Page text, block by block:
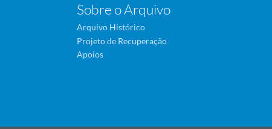
Sobre o Arquivo
Arquivo Histórico
Projeto de Recuperação
Apoios